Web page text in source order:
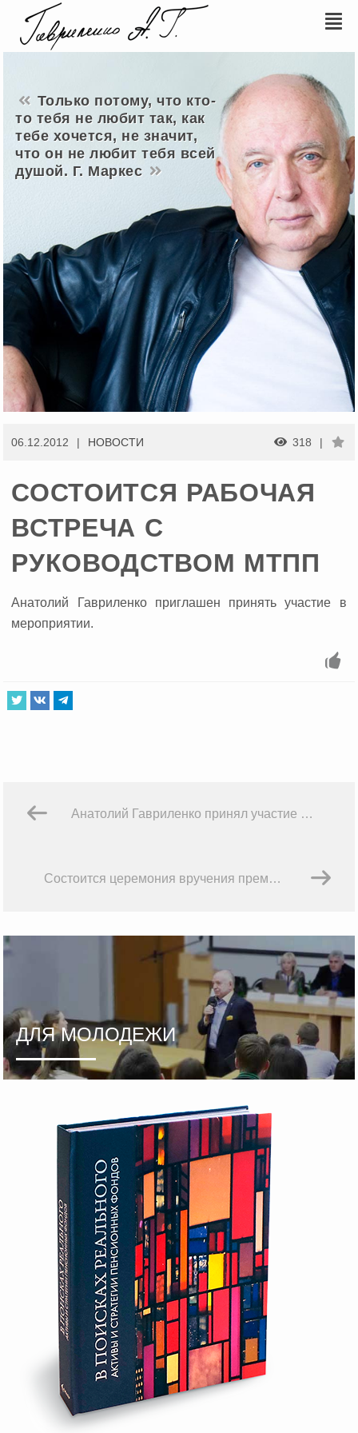
Только потому, что кто-
то тебя не любит так, как
тебе хочется, не значит,
что он не любит тебя всей
душой. Г. Маркес
06.12.2012 НОВОСТИ 318
СОСТОИТСЯ РАБОЧАЯ
ВСТРЕЧА С
РУКОВОДСТВОМ МТПП
Анатолий Гавриленко приглашен принять участие в
мероприятии.
Анатолий Гавриленко принял участие в благотворительной выставке – продаже живописных работ финансистов в рамках проекта “Мир искусства: финансисты творят”
Состоится церемония вручения премии “Золотая саламандра”
ДЛЯ МОЛОДЕЖИ